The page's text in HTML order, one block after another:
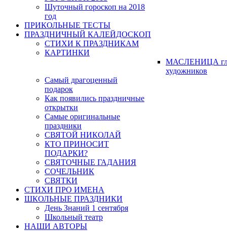
Шуточный гороскоп на 2018
год
ПРИКОЛЬНЫЕ ТЕСТЫ
ПРАЗДНИЧНЫЙ КАЛЕЙДОСКОП
СТИХИ К ПРАЗДНИКАМ
КАРТИНКИ
МАСЛЕНИЦА
художников
Самый драгоценный
подарок
Как появились праздничные
открытки
Самые оригинальные
праздники
СВЯТОЙ НИКОЛАЙ
КТО ПРИНОСИТ
ПОДАРКИ?
СВЯТОЧНЫЕ ГАДАНИЯ
СОЧЕЛЬНИК
СВЯТКИ
СТИХИ ПРО ИМЕНА
ШКОЛЬНЫЕ ПРАЗДНИКИ
День Знаний 1 сентября
Школьный театр
НАШИ АВТОРЫ